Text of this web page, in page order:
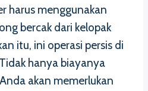
harus menggunakan
bercak dari kelopak
itu, ini operasi persis di
hanya biayanya
akan memerlukan